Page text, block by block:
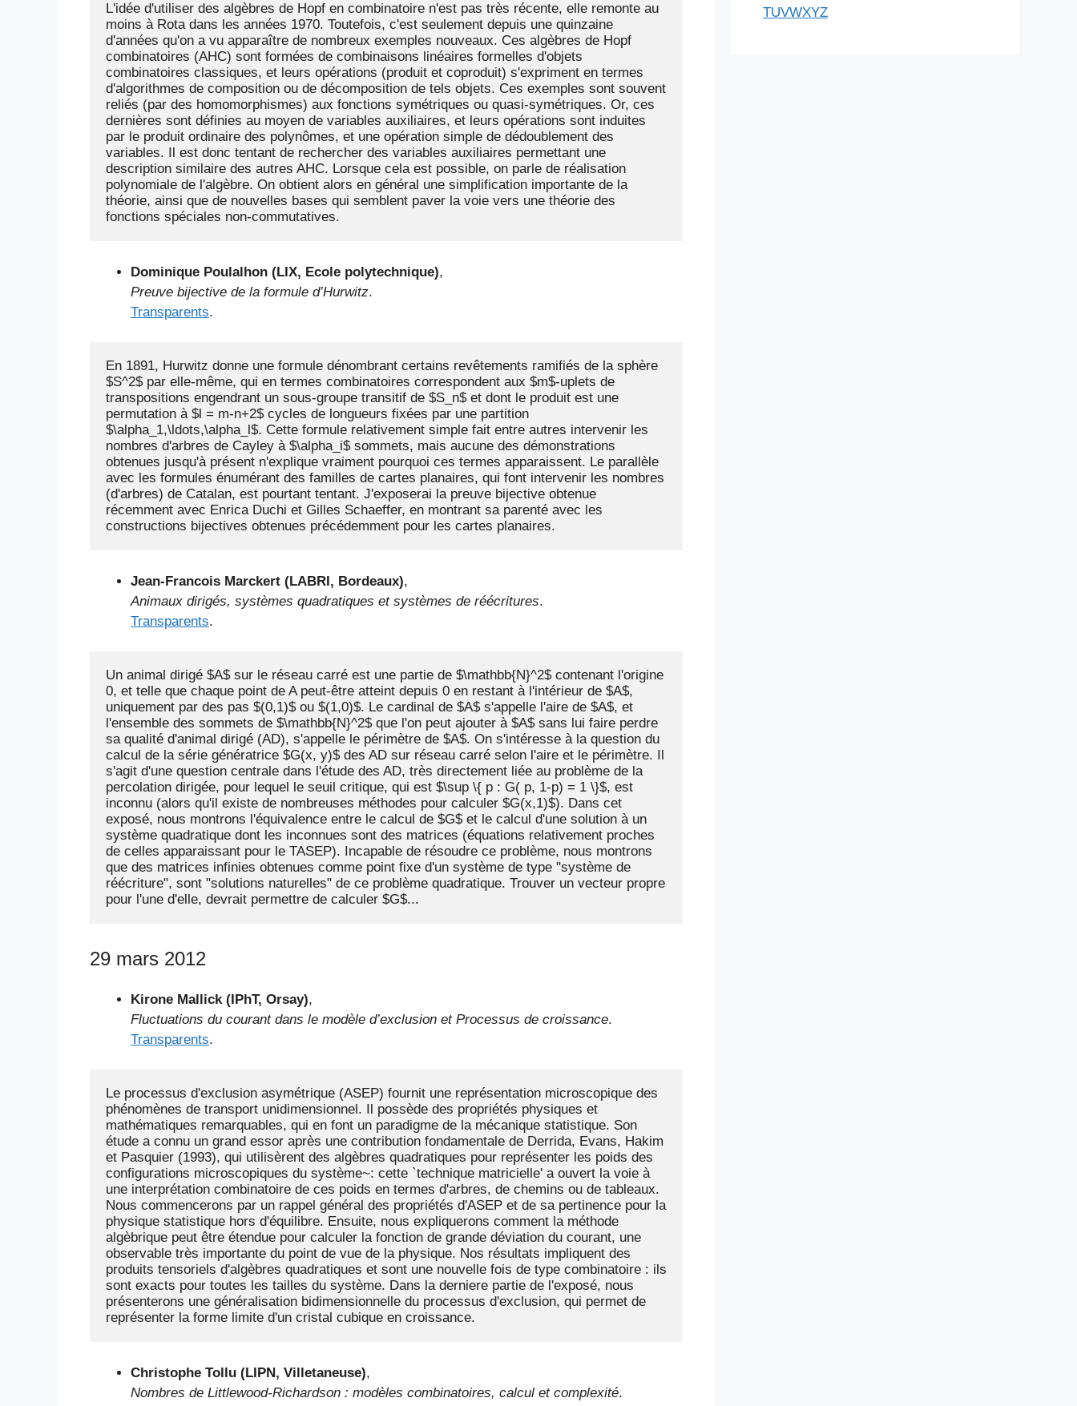
L'idée d'utiliser des algèbres de Hopf en combinatoire n'est pas très récente, elle remonte au
moins à Rota dans les années 1970. Toutefois, c'est seulement depuis une quinzaine
d'années qu'on a vu apparaître de nombreux exemples nouveaux. Ces algèbres de Hopf
combinatoires (AHC) sont formées de combinaisons linéaires formelles d'objets
combinatoires classiques, et leurs opérations (produit et coproduit) s'expriment en termes
d'algorithmes de composition ou de décomposition de tels objets. Ces exemples sont souvent
reliés (par des homomorphismes) aux fonctions symétriques ou quasi-symétriques. Or, ces
dernières sont définies au moyen de variables auxiliaires, et leurs opérations sont induites
par le produit ordinaire des polynômes, et une opération simple de dédoublement des
variables. Il est donc tentant de rechercher des variables auxiliaires permettant une
description similaire des autres AHC. Lorsque cela est possible, on parle de réalisation
polynomiale de l'algèbre. On obtient alors en général une simplification importante de la
théorie, ainsi que de nouvelles bases qui semblent paver la voie vers une théorie des
fonctions spéciales non-commutatives.
Dominique Poulalhon (LIX, Ecole polytechnique),
Preuve bijective de la formule d’Hurwitz.
Transparents.
En 1891, Hurwitz donne une formule dénombrant certains revêtements ramifiés de la sphère
$S^2$ par elle-même, qui en termes combinatoires correspondent aux $m$-uplets de
transpositions engendrant un sous-groupe transitif de $S_n$ et dont le produit est une
permutation à $l = m-n+2$ cycles de longueurs fixées par une partition
$\alpha_1,\ldots,\alpha_l$. Cette formule relativement simple fait entre autres intervenir les
nombres d'arbres de Cayley à $\alpha_i$ sommets, mais aucune des démonstrations
obtenues jusqu'à présent n'explique vraiment pourquoi ces termes apparaissent. Le parallèle
avec les formules énumérant des familles de cartes planaires, qui font intervenir les nombres
(d'arbres) de Catalan, est pourtant tentant. J'exposerai la preuve bijective obtenue
récemment avec Enrica Duchi et Gilles Schaeffer, en montrant sa parenté avec les
constructions bijectives obtenues précédemment pour les cartes planaires.
Jean-Francois Marckert (LABRI, Bordeaux),
Animaux dirigés, systèmes quadratiques et systèmes de réécritures.
Transparents.
Un animal dirigé $A$ sur le réseau carré est une partie de $\mathbb{N}^2$ contenant l'origine
0, et telle que chaque point de A peut-être atteint depuis 0 en restant à l'intérieur de $A$,
uniquement par des pas $(0,1)$ ou $(1,0)$. Le cardinal de $A$ s'appelle l'aire de $A$, et
l'ensemble des sommets de $\mathbb{N}^2$ que l'on peut ajouter à $A$ sans lui faire perdre
sa qualité d'animal dirigé (AD), s'appelle le périmètre de $A$. On s'intéresse à la question du
calcul de la série génératrice $G(x, y)$ des AD sur réseau carré selon l'aire et le périmètre. Il
s'agit d'une question centrale dans l'étude des AD, très directement liée au problème de la
percolation dirigée, pour lequel le seuil critique, qui est $\sup \{ p : G( p, 1-p) = 1 \}$, est
inconnu (alors qu'il existe de nombreuses méthodes pour calculer $G(x,1)$). Dans cet
exposé, nous montrons l'équivalence entre le calcul de $G$ et le calcul d'une solution à un
système quadratique dont les inconnues sont des matrices (équations relativement proches
de celles apparaissant pour le TASEP). Incapable de résoudre ce problème, nous montrons
que des matrices infinies obtenues comme point fixe d'un système de type "système de
réécriture", sont "solutions naturelles" de ce problème quadratique. Trouver un vecteur propre
pour l'une d'elle, devrait permettre de calculer $G$...
29 mars 2012
Kirone Mallick (IPhT, Orsay),
Fluctuations du courant dans le modèle d’exclusion et Processus de croissance.
Transparents.
Le processus d'exclusion asymétrique (ASEP) fournit une représentation microscopique des
phénomènes de transport unidimensionnel. Il possède des propriétés physiques et
mathématiques remarquables, qui en font un paradigme de la mécanique statistique. Son
étude a connu un grand essor après une contribution fondamentale de Derrida, Evans, Hakim
et Pasquier (1993), qui utilisèrent des algèbres quadratiques pour représenter les poids des
configurations microscopiques du système~: cette `technique matricielle' a ouvert la voie à
une interprétation combinatoire de ces poids en termes d'arbres, de chemins ou de tableaux.
Nous commencerons par un rappel général des propriétés d'ASEP et de sa pertinence pour la
physique statistique hors d'équilibre. Ensuite, nous expliquerons comment la méthode
algèbrique peut être étendue pour calculer la fonction de grande déviation du courant, une
observable très importante du point de vue de la physique. Nos résultats impliquent des
produits tensoriels d'algèbres quadratiques et sont une nouvelle fois de type combinatoire : ils
sont exacts pour toutes les tailles du système. Dans la derniere partie de l'exposé, nous
présenterons une généralisation bidimensionnelle du processus d'exclusion, qui permet de
représenter la forme limite d'un cristal cubique en croissance.
Christophe Tollu (LIPN, Villetaneuse),
Nombres de Littlewood-Richardson : modèles combinatoires, calcul et complexité.
TUVWXYZ